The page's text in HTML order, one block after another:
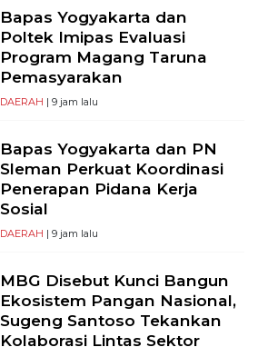
Bapas Yogyakarta dan
Poltek Imipas Evaluasi
Program Magang Taruna
Pemasyarakan
DAERAH | 9 jam lalu
Bapas Yogyakarta dan PN
Sleman Perkuat Koordinasi
Penerapan Pidana Kerja
Sosial
DAERAH | 9 jam lalu
MBG Disebut Kunci Bangun
Ekosistem Pangan Nasional,
Sugeng Santoso Tekankan
Kolaborasi Lintas Sektor